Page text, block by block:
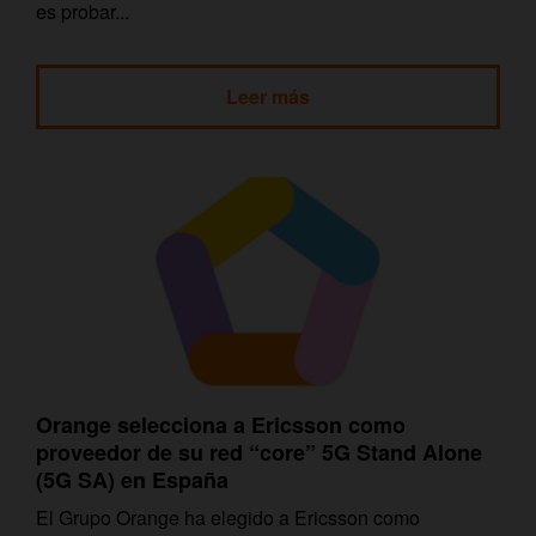
es probar...
Leer más
Orange selecciona a Ericsson como
proveedor de su red “core” 5G Stand Alone
(5G SA) en España
El Grupo Orange ha elegido a Ericsson como